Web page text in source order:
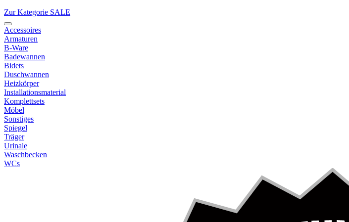
Zur Kategorie SALE
Accessoires
Armaturen
B-Ware
Badewannen
Bidets
Duschwannen
Heizkörper
Installationsmaterial
Komplettsets
Möbel
Sonstiges
Spiegel
Träger
Urinale
Waschbecken
WCs